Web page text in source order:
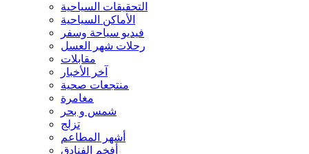
التحقيقات السياحية
الأماكن السياحية
فيديو سياحة وسفر
رحلات شهر العسل
مقابلات
آخر الأخبار
منتجعات صحية
مغامرة
شمس و بحر
تزلج
أشهر المطاعم
أفخم الفنادق